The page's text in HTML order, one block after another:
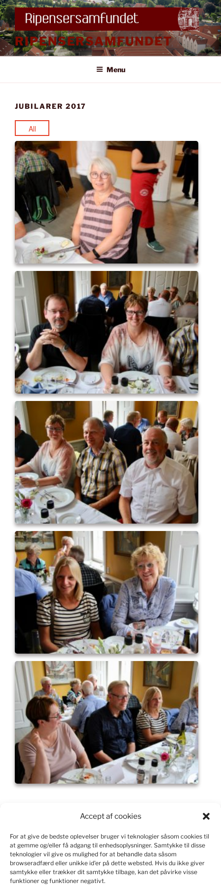
Accept af cookies
For at give de bedste oplevelser bruger vi teknologier såsom cookies til
at gemme og/eller få adgang til enhedsoplysninger. Samtykke til disse
teknologier vil give os mulighed for at behandle data såsom
browseradfærd eller unikke id'er på dette websted. Hvis du ikke giver
samtykke eller trækker dit samtykke tilbage, kan det påvirke visse
funktioner og funktioner negativt.
Videre
til
indhold
RIPENSERSAMFUNDET
Menu
JUBILARER 2017
All
KONSTRUERET I WORD PRESS
Kontaktwebmasterved spørgsmål om indlæg og
hjemmesiden.